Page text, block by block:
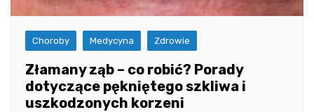
Choroby Medycyna Zdrowie
Złamany ząb – co robić? Porady
dotyczące pękniętego szkliwa i
uszkodzonych korzeni